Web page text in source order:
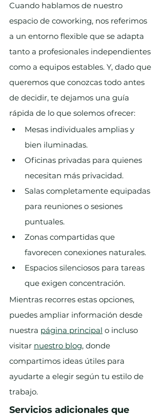
Cuando hablamos de nuestro
espacio de coworking, nos referimos
a un entorno flexible que se adapta
tanto a profesionales independientes
como a equipos estables. Y, dado que
queremos que conozcas todo antes
de decidir, te dejamos una guía
rápida de lo que solemos ofrecer:
Mesas individuales amplias y
bien iluminadas.
Oficinas privadas para quienes
necesitan más privacidad.
Salas completamente equipadas
para reuniones o sesiones
puntuales.
Zonas compartidas que
favorecen conexiones naturales.
Espacios silenciosos para tareas
que exigen concentración.
Mientras recorres estas opciones,
puedes ampliar información desde
nuestra página principal o incluso
visitar nuestro blog, donde
compartimos ideas útiles para
ayudarte a elegir según tu estilo de
trabajo.
Servicios adicionales que